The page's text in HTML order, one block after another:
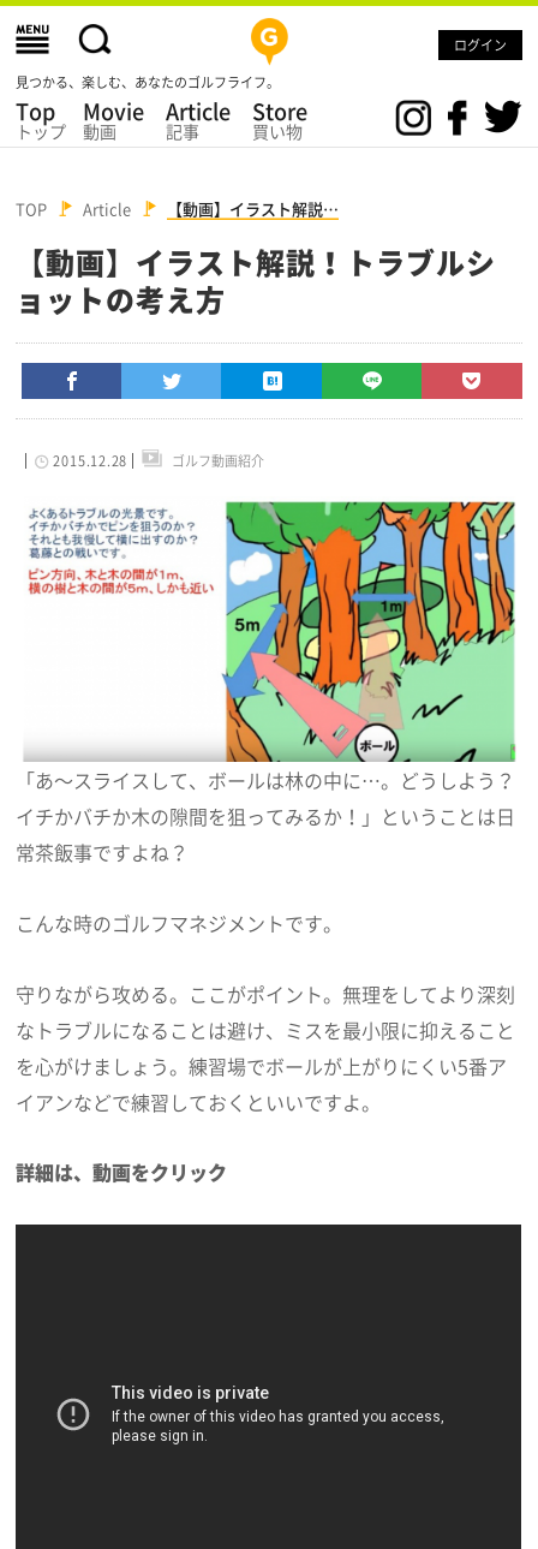
ログイン
見つかる、楽しむ、あなたのゴルフライフ。
Top
トップ
Movie
動画
Article
記事
Store
買い物
TOP Article 【動画】イラスト解説…
【動画】イラスト解説！トラブルシ
ョットの考え方
2015.12.28 ゴルフ動画紹介
「あ～スライスして、ボールは林の中に…。どうしよう？
イチかバチか木の隙間を狙ってみるか！」ということは日
常茶飯事ですよね？
こんな時のゴルフマネジメントです。
守りながら攻める。ここがポイント。無理をしてより深刻
なトラブルになることは避け、ミスを最小限に抑えること
を心がけましょう。練習場でボールが上がりにくい5番ア
イアンなどで練習しておくといいですよ。
詳細は、動画をクリック